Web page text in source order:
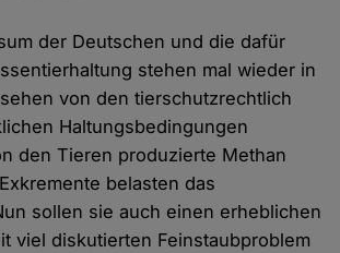
der Deutschen und die dafür
stehen mal wieder in
von den tierschutzrechtlich
Haltungsbedingungen
den Tieren produzierte Methan
belasten das
sollen sie auch einen erheblichen
viel diskutierten Feinstaubproblem